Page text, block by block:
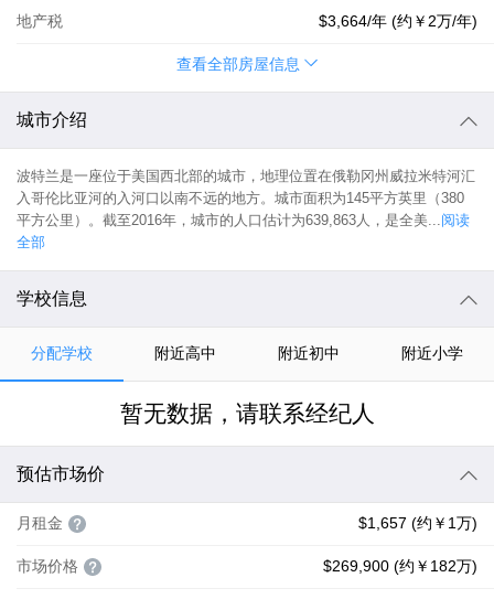
地产税 $3,664/年 (约 ￥2万/年)
查看全部房屋信息
城市介绍
波特兰是一座位于美国西北部的城市，地理位置在俄勒冈州威拉米特河汇
入哥伦比亚河的入河口以南不远的地方。城市面积为145平方英里（380
平方公里）。截至2016年，城市的人口估计为639,863人，是全美...阅读
全部
学校信息
分配学校 附近高中 附近初中 附近小学
暂无数据，请联系经纪人
预估市场价
月租金 $1,657 (约￥1万)
市场价格 $269,900 (约￥182万)